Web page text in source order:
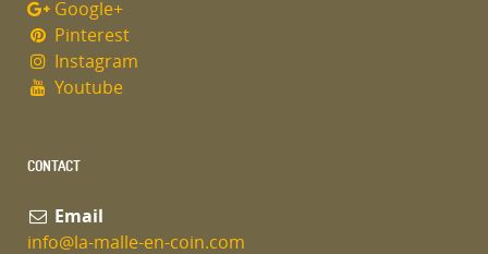
Google+
Pinterest
Instagram
Youtube
CONTACT
Email
info@la-malle-en-coin.com